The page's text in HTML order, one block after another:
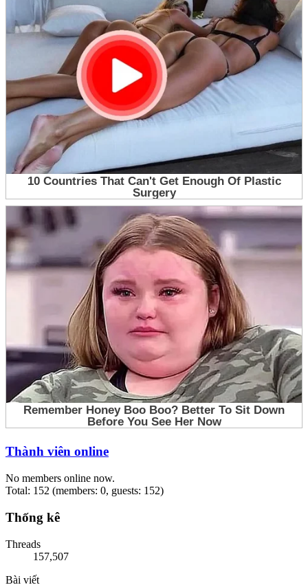
Thành viên online
No members online now.
Total: 152 (members: 0, guests: 152)
Thống kê
Threads
157,507
Bài viết